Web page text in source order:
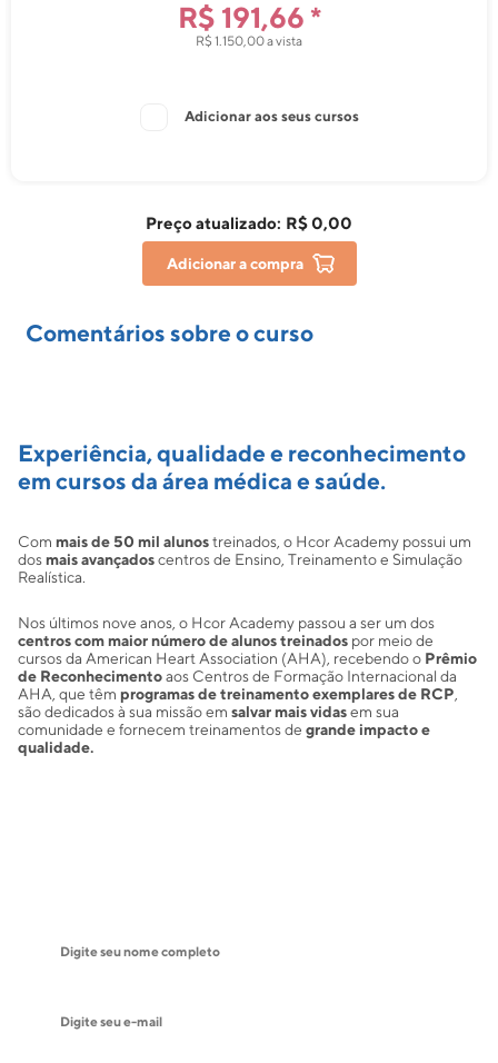
R$ 191,66 *
R$ 1.150,00 a vista
Adicionar aos seus cursos
Preço atualizado: R$ 0,00
Adicionar a compra
Comentários sobre o curso
Experiência, qualidade e reconhecimento
em cursos da área médica e saúde.
Com mais de 50 mil alunostreinados, o Hcor Academy possui um
dosmais avançadoscentros de Ensino, Treinamento e Simulação
Realística.
Nos últimos nove anos, o Hcor Academy passou a ser um dos
centros com maior número de alunos treinados por meio de
cursos da American Heart Association (AHA), recebendo o Prêmio
de Reconhecimentoaos Centros de Formação Internacional da
AHA, que têm programas de treinamento exemplares de RCP
são dedicados à sua missão em salvar mais vidasem sua
comunidade e fornecem treinamentos de grande impacto e
qualidade.